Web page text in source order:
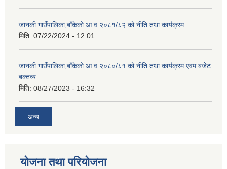
जानकी गाउँपालिका,बाँकेको आ.व.२०८१/८२ को नीति तथा कार्यक्रम.
मिति: 07/22/2024 - 12:01
जानकी गाउँपालिका,बाँकेको आ.व.२०८०/८१ को नीति तथा कार्यक्रम एवम बजेट
बक्तव्य.
मिति: 08/27/2023 - 16:32
अन्य
योजना तथा परियोजना